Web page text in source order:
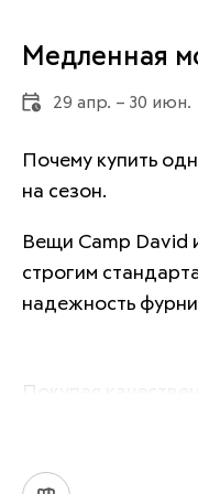
Медленная
29 апр. – 30 июн.
Почему купить
на сезон.
Вещи Camp David
строгим
надежность
Покупая
долгосрочной
месяца носки.